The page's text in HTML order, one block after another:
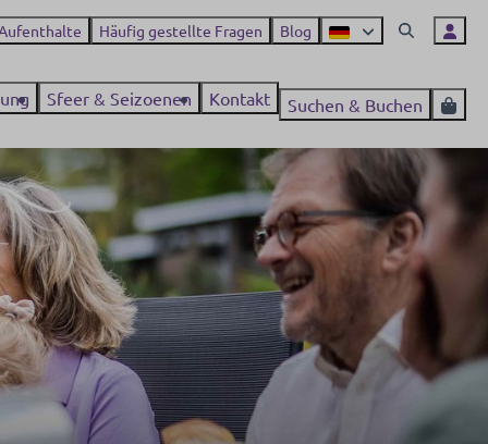
Häufig gestellte Fragen Blog
Sfeer & Seizoenen Kontakt Suchen & Buchen